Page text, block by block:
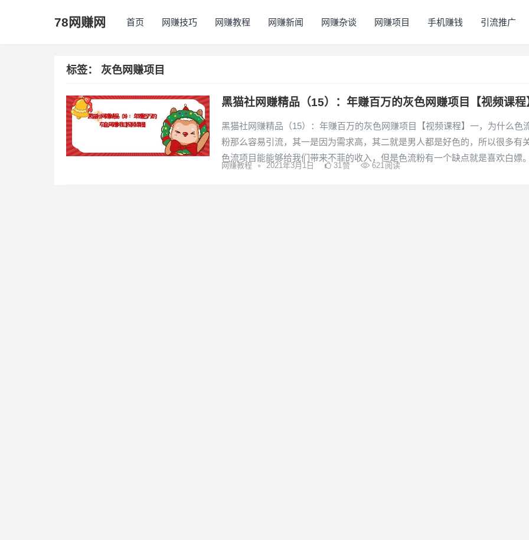
78网赚网 首页 网赚技巧 网赚教程 网赚新闻 网赚杂谈 网赚项目 手机赚钱 引流推广
标签： 灰色网赚项目
黑猫社网赚精品（15）：年赚百万的灰色网赚项目【视频课程
黑猫社网赚精品（15）：年赚百万的灰色网赚项目【视频课程】一，为什么色
粉那么容易引流，其一是因为需求高，其二就是男人都是好色的，所以很多有
色流项目能能够给我们带来不菲的收入，但是色流粉有一个缺点就是喜欢白嫖
网赚教程 • 2021年3月1日 31赞 621阅读